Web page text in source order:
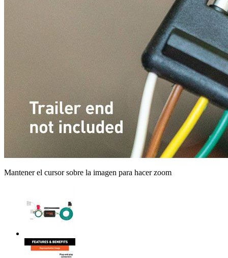
Mantener el cursor sobre la imagen para hacer zoom